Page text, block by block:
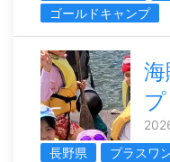
ゴールドキャンプ
プ
長野県
プラスワ